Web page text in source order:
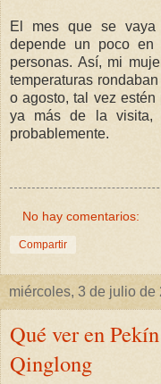
El mes que se vaya
depende un poco
personas. Así, mi
temperaturas
o agosto, tal vez
ya más de la visita,
probablemente.
No hay comentarios:
Compartir
miércoles, 3 de julio de
Qué ver en
Qinglong